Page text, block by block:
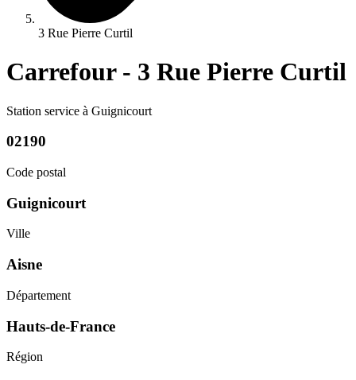
3 Rue Pierre Curtil
Carrefour - 3 Rue Pierre Curtil
Station service à Guignicourt
02190
Code postal
Guignicourt
Ville
Aisne
Département
Hauts-de-France
Région